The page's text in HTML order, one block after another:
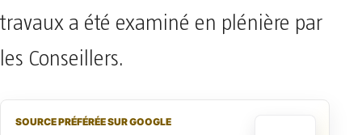
travaux a été examiné en plénière par
les Conseillers.
SOURCE PRÉFÉRÉE SUR GOOGLE